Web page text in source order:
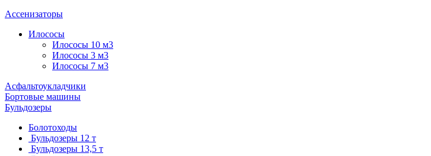
Ассенизаторы
Илососы
Илососы 10 м3
Илососы 3 м3
Илососы 7 м3
Асфальтоукладчики
Бортовые машины
Бульдозеры
Болотоходы
Бульдозеры 12 т
Бульдозеры 13,5 т